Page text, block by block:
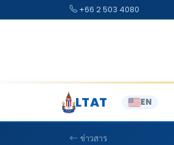
+66 2 503 4080
LTAT EN
ข่าวสาร